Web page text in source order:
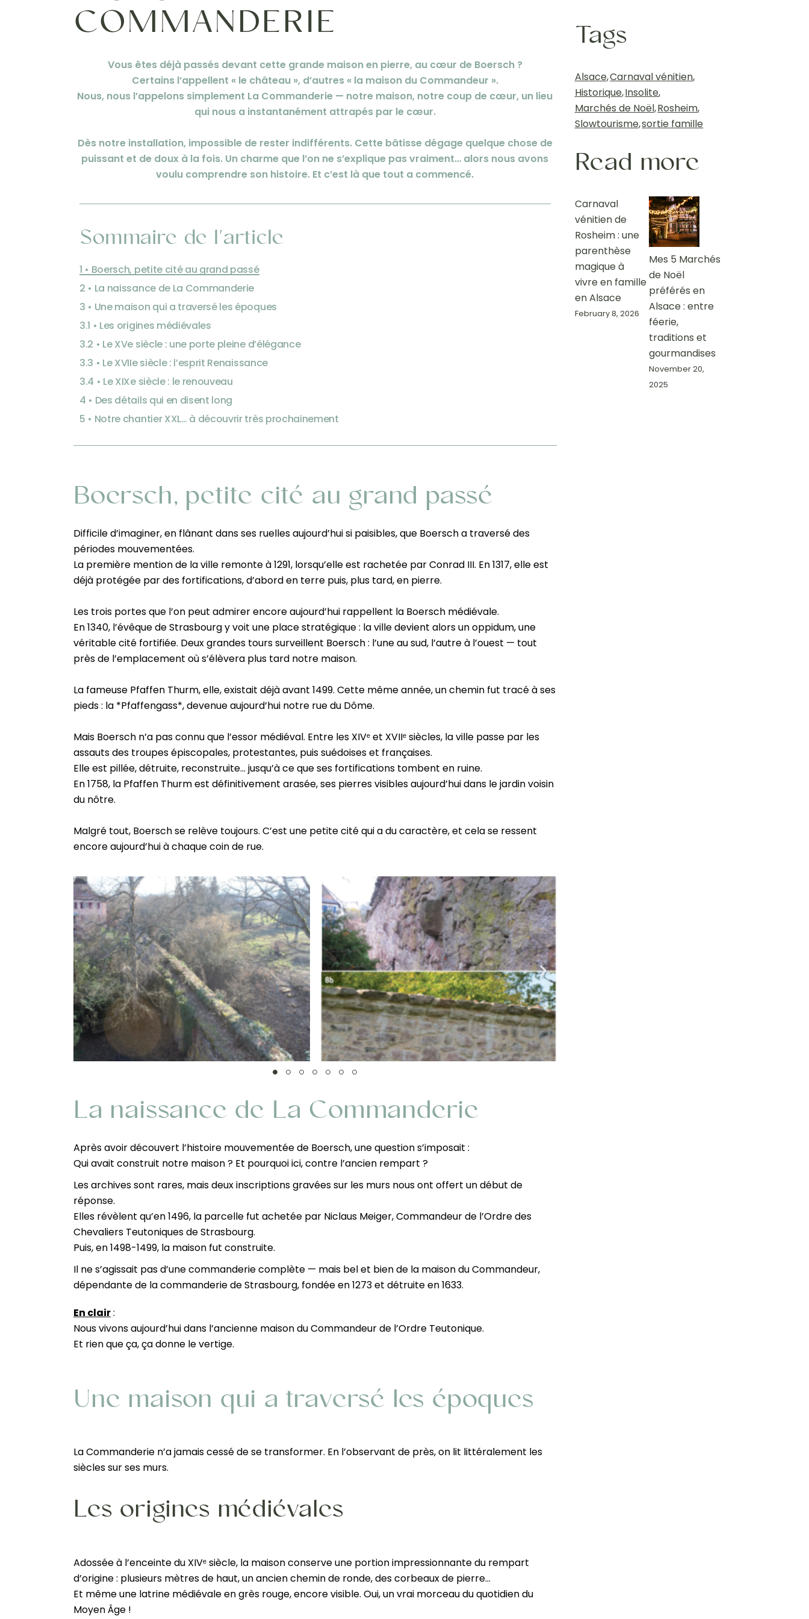
COMMANDERIE
Vous êtes déjà passés devant cette grande maison en pierre, au cœur de Boersch ?
Certains l’appellent « le château », d’autres « la maison du Commandeur ».
Nous, nous l’appelons simplement La Commanderie — notre maison, notre coup de cœur, un lieu
qui nous a instantanément attrapés par le cœur.
Dès notre installation, impossible de rester indifférents. Cette bâtisse dégage quelque chose de
puissant et de doux à la fois. Un charme que l’on ne s’explique pas vraiment… alors nous avons
voulu comprendre son histoire. Et c’est là que tout a commencé.
Sommaire de l'article
1 • Boersch, petite cité au grand passé
2 • La naissance de La Commanderie
3 • Une maison qui a traversé les époques
3.1 • Les origines médiévales
3.2 • Le XVe siècle : une porte pleine d’élégance
3.3 • Le XVIIe siècle : l’esprit Renaissance
3.4 • Le XIXe siècle : le renouveau
4 • Des détails qui en disent long
5 • Notre chantier XXL… à découvrir très prochainement
Boersch, petite cité au grand passé
Difficile d’imaginer, en flânant dans ses ruelles aujourd’hui si paisibles, que Boersch a traversé des
périodes mouvementées.
La première mention de la ville remonte à 1291, lorsqu’elle est rachetée par Conrad III. En 1317, elle est
déjà protégée par des fortifications, d’abord en terre puis, plus tard, en pierre.
Les trois portes que l’on peut admirer encore aujourd’hui rappellent la Boersch médiévale.
En 1340, l’évêque de Strasbourg y voit une place stratégique : la ville devient alors un oppidum, une
véritable cité fortifiée. Deux grandes tours surveillent Boersch : l’une au sud, l’autre à l’ouest — tout
près de l’emplacement où s’élèvera plus tard notre maison.
La fameuse Pfaffen Thurm, elle, existait déjà avant 1499. Cette même année, un chemin fut tracé à ses
pieds : la *Pfaffengass*, devenue aujourd’hui notre rue du Dôme.
Mais Boersch n’a pas connu que l’essor médiéval. Entre les XIVᵉ et XVIIᵉ siècles, la ville passe par les
assauts des troupes épiscopales, protestantes, puis suédoises et françaises.
Elle est pillée, détruite, reconstruite… jusqu’à ce que ses fortifications tombent en ruine.
En 1758, la Pfaffen Thurm est définitivement arasée, ses pierres visibles aujourd’hui dans le jardin voisin
du nôtre.
Malgré tout, Boersch se relève toujours. C’est une petite cité qui a du caractère, et cela se ressent
encore aujourd’hui à chaque coin de rue.
La naissance de La Commanderie
Après avoir découvert l’histoire mouvementée de Boersch, une question s’imposait :
Qui avait construit notre maison ? Et pourquoi ici, contre l’ancien rempart ?
Les archives sont rares, mais deux inscriptions gravées sur les murs nous ont offert un début de
réponse.
Elles révèlent qu’en 1496, la parcelle fut achetée par Niclaus Meiger, Commandeur de l’Ordre des
Chevaliers Teutoniques de Strasbourg.
Puis, en 1498-1499, la maison fut construite.
Il ne s’agissait pas d’une commanderie complète — mais bel et bien de la maison du Commandeur,
dépendante de la commanderie de Strasbourg, fondée en 1273 et détruite en 1633.
En clair:
Nous vivons aujourd’hui dans l’ancienne maison du Commandeur de l’Ordre Teutonique.
Et rien que ça, ça donne le vertige.
Une maison qui a traversé les époques
La Commanderie n’a jamais cessé de se transformer. En l’observant de près, on lit littéralement les
siècles sur ses murs.
Les origines médiévales
Adossée à l’enceinte du XIVᵉ siècle, la maison conserve une portion impressionnante du rempart
d’origine : plusieurs mètres de haut, un ancien chemin de ronde, des corbeaux de pierre…
Et même une latrine médiévale en grès rouge, encore visible. Oui, un vrai morceau du quotidien du
Moyen Âge !
Tags
Alsace,Carnaval vénitien,
Historique,Insolite,
Marchés de Noël,Rosheim,
Slowtourisme,sortie famille
Read more
Carnaval
vénitien de
Rosheim : une
parenthèse
magique à
vivre en famille
en Alsace
February 8, 2026
Mes 5 Marchés
de Noël
préférés en
Alsace : entre
féerie,
traditions et
gourmandises
November 20,
2025